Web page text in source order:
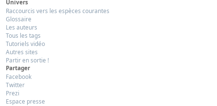
Univers
Raccourcis vers les espèces courantes
Glossaire
Les auteurs
Tous les tags
Tutoriels vidéo
Autres sites
Partir en sortie !
Partager
Facebook
Twitter
Prezi
Espace presse